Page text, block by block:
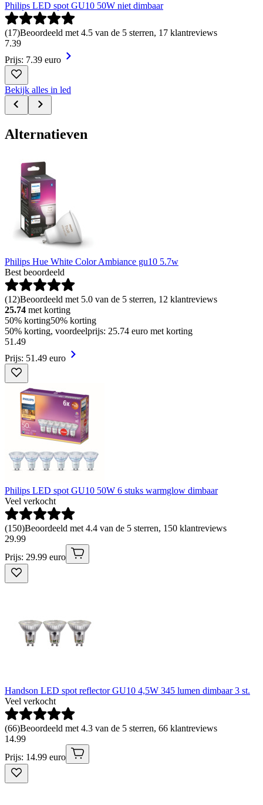
Philips LED spot GU10 50W niet dimbaar
(17)Beoordeeld met 4.5 van de 5 sterren, 17 klantreviews
7.39
Prijs: 7.39 euro
Bekijk alles in led
Alternatieven
Philips Hue White Color Ambiance gu10 5.7w
Best beoordeeld
(12)Beoordeeld met 5.0 van de 5 sterren, 12 klantreviews
25.74 met korting
50% korting50% korting
50% korting, voordeelprijs: 25.74 euro met korting
51 .49
Prijs: 51.49 euro
Philips LED spot GU10 50W 6 stuks warmglow dimbaar
Veel verkocht
(150)Beoordeeld met 4.4 van de 5 sterren, 150 klantreviews
29.99
Prijs: 29.99 euro
Handson LED spot reflector GU10 4,5W 345 lumen dimbaar 3 st.
Veel verkocht
(66)Beoordeeld met 4.3 van de 5 sterren, 66 klantreviews
14.99
Prijs: 14.99 euro